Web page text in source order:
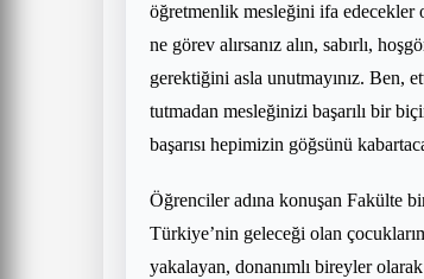
öğretmenlik mesleğini ifa edecekler
ne görev alırsanız alın, sabırlı,
gerektiğini asla unutmayınız. Ben,
tutmadan mesleğinizi başarılı bir
başarısı hepimizin göğsünü
Öğrenciler adına konuşan Fakülte
Türkiye’nin geleceği olan
yakalayan, donanımlı bireyler